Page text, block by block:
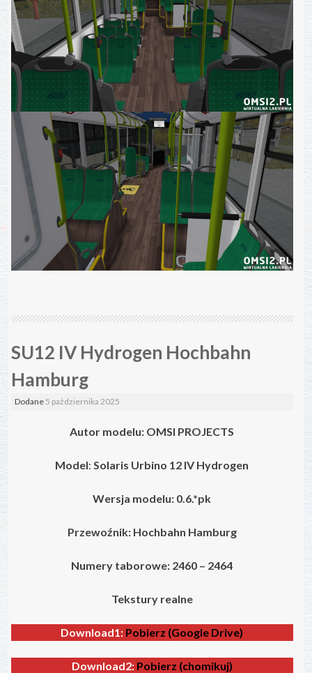
SU12 IV Hydrogen Hochbahn
Hamburg
Dodane 5 października 2025
Autor modelu: OMSI PROJECTS
Model: Solaris Urbino 12 IV Hydrogen
Wersja modelu: 0.6.*pk
Przewoźnik: Hochbahn Hamburg
Numery taborowe: 2460 – 2464
Tekstury realne
Download1: Pobierz (Google Drive)
Download2: Pobierz (chomikuj)